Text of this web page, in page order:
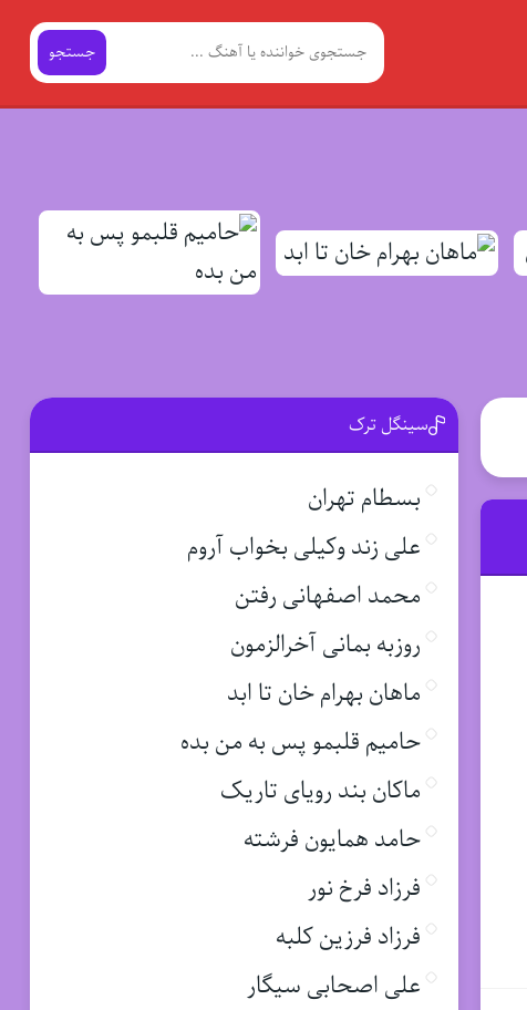
جستجو
سینگل ترک
بسطام تهران
علی زند وکیلی بخواب آروم
محمد اصفهانی رفتن
روزبه بمانی آخرالزمون
ماهان بهرام خان تا ابد
حامیم قلبمو پس به من بده
ماکان بند رویای تاریک
حامد همایون فرشته
فرزاد فرخ نور
فرزاد فرزین کلبه
علی اصحابی سیگار